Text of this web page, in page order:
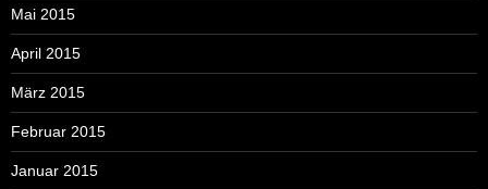
Mai 2015
April 2015
März 2015
Februar 2015
Januar 2015